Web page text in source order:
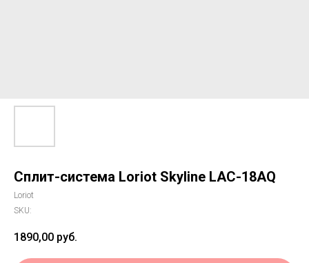
Сплит-система Loriot Skyline LAC-18AQ
Loriot
SKU:
1890,00 руб.